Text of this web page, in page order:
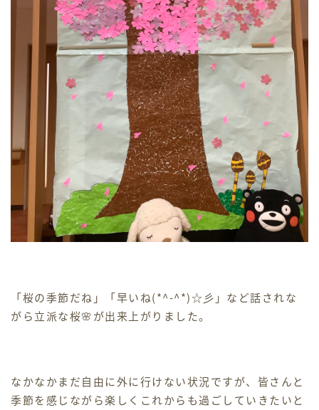
「桜の季節だね」「早いね(*^-^*)☆彡」など話されな
がら立派な桜🌸が出来上がりました。
なかなかまだ自由に外に行けない状況ですが、皆さんと
季節を感じながら楽しくこれからも過ごしていきたいと